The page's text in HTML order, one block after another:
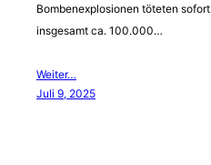
Bombenexplosionen töteten sofort
insgesamt ca. 100.000…
Weiter…
Juli 9, 2025